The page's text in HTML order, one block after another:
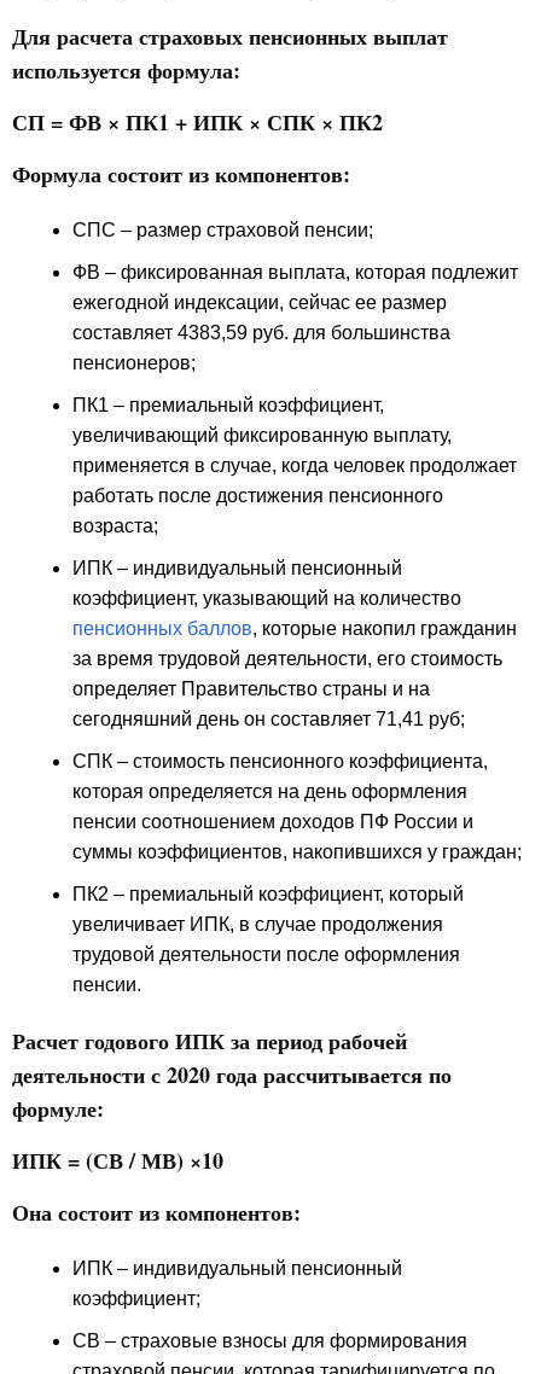
Для расчета страховых пенсионных выплат
используется формула:
СП = ФВ × ПК1 + ИПК × СПК × ПК2
Формула состоит из компонентов:
СПС – размер страховой пенсии;
ФВ – фиксированная выплата, которая подлежит
ежегодной индексации, сейчас ее размер
составляет 4383,59 руб. для большинства
пенсионеров;
ПК1 – премиальный коэффициент,
увеличивающий фиксированную выплату,
применяется в случае, когда человек продолжает
работать после достижения пенсионного
возраста;
ИПК – индивидуальный пенсионный
коэффициент, указывающий на количество
пенсионных баллов, которые накопил гражданин
за время трудовой деятельности, его стоимость
определяет Правительство страны и на
сегодняшний день он составляет 71,41 руб;
СПК – стоимость пенсионного коэффициента,
которая определяется на день оформления
пенсии соотношением доходов ПФ России и
суммы коэффициентов, накопившихся у граждан;
ПК2 – премиальный коэффициент, который
увеличивает ИПК, в случае продолжения
трудовой деятельности после оформления
пенсии.
Расчет годового ИПК за период рабочей
деятельности с 2020 года рассчитывается по
формуле:
ИПК = (СВ / МВ) ×10
Она состоит из компонентов:
ИПК – индивидуальный пенсионный
коэффициент;
СВ – страховые взносы для формирования